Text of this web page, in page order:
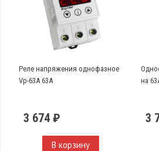
Реле напряжения однофазное
Vp-63A 63А
3 674 ₽
В корзину
на
3